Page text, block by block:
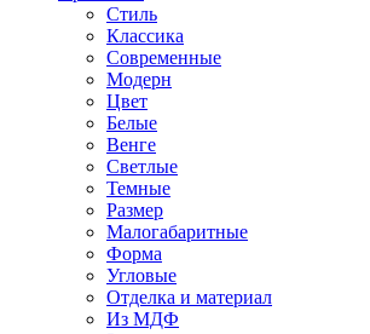
Стиль
Классика
Современные
Модерн
Цвет
Белые
Венге
Светлые
Темные
Размер
Малогабаритные
Форма
Угловые
Отделка и материал
Из МДФ